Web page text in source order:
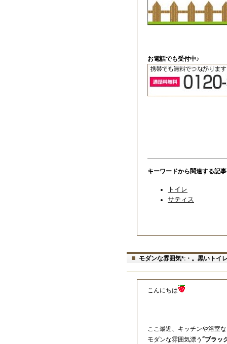
お電話でも受付中♪
キーワードから関連する記
トイレ
サティス
モダンな雰囲気*:・。黒いトイ
こんにちは
ここ最近、キッチンや浴室
モダンな雰囲気漂う ”ブラッ